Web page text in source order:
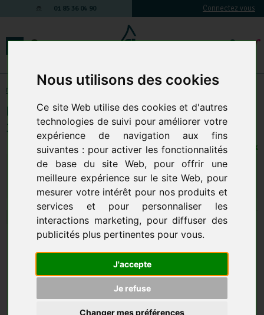
Nous utilisons des cookies
Ce site Web utilise des cookies et d'autres
technologies de suivi pour améliorer votre
expérience de navigation aux fins
suivantes : pour activer les fonctionnalités
de base du site Web, pour offrir une
meilleure expérience sur le site Web, pour
mesurer votre intérêt pour nos produits et
services et pour personnaliser les
interactions marketing, pour diffuser des
publicités plus pertinentes pour vous.
J'accepte
Je refuse
Changer mes préférences
01 85 36 04 90 Connectez vous
Matériel de nettoyage manuel
Lot De 5 Chiffons Microfibre Rouge
38X38Cm
372 EN STOCK
5,72 € HT 6,86 € TTC
AJOUTER AU PANIER